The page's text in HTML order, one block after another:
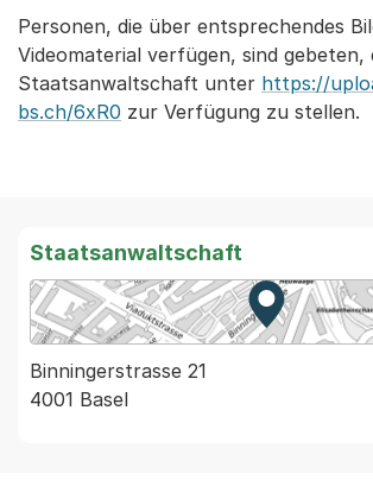
Personen, die über entsprechendes
Videomaterial verfügen, sind gebeten,
Staatsanwaltschaft unter https://
bs.ch/6xR0 zur Verfügung zu stellen.
Staatsanwaltschaft
Zur Karte
Externer
Binningerstrasse 21
4001 Basel